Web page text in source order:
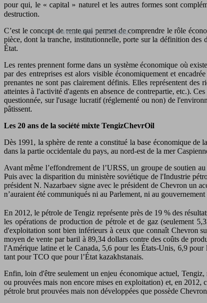
pour qui, le « capital » naturel et les autres formes sont
destruction.
C’est le concept de rente qui permet de comprendre le rôle
pièce, dont la tranche, institutionnelle, porte sur la définition des
État.
Les rentes prennent forme dans un système économique où
par des entreprises est alors visible économiquement et
prenantes ne sont pas clairement définis. Elles représentent des
atteintes à l'activité d'agents en absence de contrepartie, etc.).
questionnée, sur l'usage lucratif (réglementé ou non) de
pâtissent.
Les 20 ans de la société mixte TengizChevrOil
Dès 1991, la sphère de rente a constitué la base économique
dans la partie occidentale du pays, au nord-est de la mer
Avant même l’effondrement de l’URSS, un groupe de soutien
Puis avec la disparition du ministère soviétique de l'Industrie
président N. Nazarbaev signe avec le président de Chevron un
n’auraient été communiqués ni au Parlement, ni au
En 2012, le pétrole de Tengiz représente près de 19 % des
les opérations de production de pétrole et de gaz (seulement
d'exploitation sont bien inférieurs à ceux que connaît Chevron
moyen de vente par baril à 89,34 dollars contre des coûts de
l'Amérique latine et le Canada, 5,6 pour les États-Unis, 6,9
tant pour TCO que pour l’État kazakhstanais.
Enfin, loin d'être seulement un enjeu économique actuel,
ou prouvées mais non encore mises en exploitation) et, en
pétrole brut prouvées mais non développées que possède